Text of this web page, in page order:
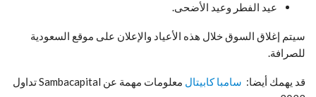
عيد الفطر وعيد الأضحى.
سيتم إغلاق السوق خلال هذه الأعياد والإعلان على موقع السعودية
للصرافة.
قد يهمك أيضا: سامبا كابيتال
معلومات مهمة عن Sambacapital تداول